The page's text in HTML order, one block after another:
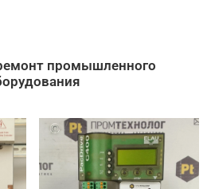
промышленного